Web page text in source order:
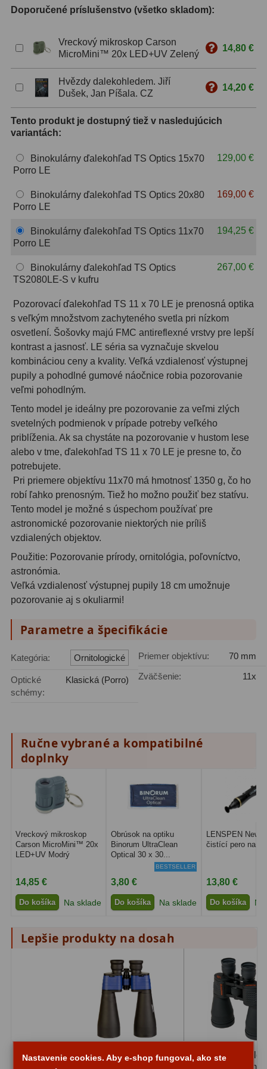
ED a Flat Field12
Ostatné 30
Barlow65
Slnečné
CLS a UHC14
OIII21
Hβ4
SII2
Planetárne
Farebné66
Astro príslušenstvo175
Redukcia 1,25" a 2" 17
Okulárové výťahy a ostrenie
Hľadáčiky25
Binohlavy3
Kolimátory 22
Svietidlá5
Čistiace prostriedky28
Iné10
Montáže93
Azimutálne AZ
Fotografické montáže5
Statívy a piliere
Tubusové kruhy
Motorové pohony
Lišty8
Iné
Diagonálne zrkadielka36
Doporučené príslušenstvo (všetko skladom):
Vreckový mikroskop Carson
MicroMini™ 20x LED+UV Zelený
14,80 €
Hvězdy dalekohledem. Jiří
Dušek, Jan Píšala. CZ
14,20 €
Tento produkt je dostupný tiež v nasledujúcich
variantách:
Binokulárny ďalekohľad TS Optics 15x70
Porro LE
129,00 €
Binokulárny ďalekohľad TS Optics 20x80
Porro LE
169,00 €
Binokulárny ďalekohľad TS Optics 11x70
Porro LE
194,25 €
Binokulárny ďalekohľad TS Optics
TS2080LE-S v kufru
267,00 €
Pozorovací ďalekohľad TS 11 x 70 LE je prenosná optika
s veľkým množstvom zachyteného svetla pri nízkom
osvetlení. Šošovky majú FMC antireflexné vrstvy pre lepší
kontrast a jasnosť. LE séria sa vyznačuje skvelou
kombináciou ceny a kvality. Veľká vzdialenosť výstupnej
pupily a pohodlné gumové náočnice robia pozorovanie
veľmi pohodlným.
Tento model je ideálny pre pozorovanie za veľmi zlých
svetelných podmienok v prípade potreby veľkého
priblíženia. Ak sa chystáte na pozorovanie v hustom lese
alebo v tme, ďalekohľad TS 11 x 70 LE je presne to, čo
potrebujete.
Pri priemere objektívu 11x70 má hmotnosť 1350 g, čo ho
robí ľahko prenosným. Tiež ho možno použiť bez statívu.
Tento model je možné s úspechom používať pre
astronomické pozorovanie niektorých nie príliš
vzdialených objektov.
Použitie: Pozorovanie prírody, ornitológia, poľovníctvo,
astronómia.
Veľká vzdialenosť výstupnej pupily 18 cm umožnuje
pozorovanie aj s okuliarmi!
Parametre a špecifikácie
Kategória: Ornitologické
Optické
schémy:
Klasická (Porro)
Priemer objektívu:
70 mm
Zväčšenie:
11x
Ručne vybrané a kompatibilné
doplnky
Vreckový mikroskop
Carson MicroMini™ 20x
LED+UV Modrý
14,85 €
Do košíka Na sklade
Obrúsok na optiku
Binorum UltraClean
Optical 30 x 30...
BESTSELLER
3,80 €
Do košíka Na sklade
LENSPEN New
čistící pero na
13,80 €
Do košíka
Lepšie produkty na dosah
Binokulárny ďalekohľad
Binokulárny
Nastavenie cookies. Aby e-shop fungoval, ako ste